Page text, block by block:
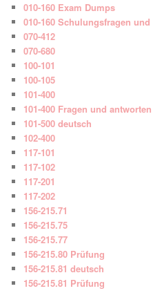
010-160 Exam Dumps
010-160 Schulungsfragen
070-412
070-680
100-101
100-105
101-400
101-400 Fragen und
101-500 deutsch
102-400
117-101
117-102
117-201
117-202
156-215.71
156-215.75
156-215.77
156-215.80 Prüfung
156-215.81 deutsch
156-215.81 Prüfung